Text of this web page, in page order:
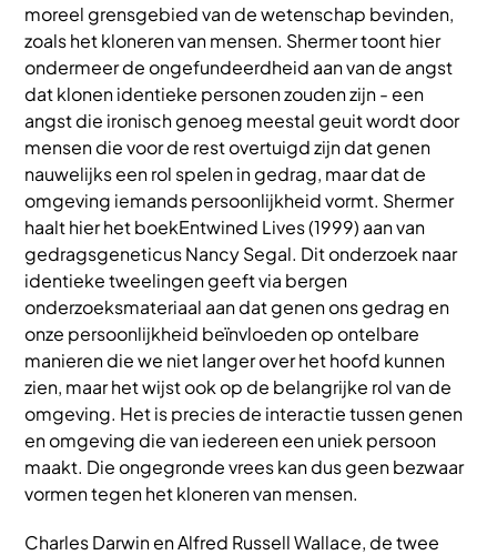
moreel grensgebied van de wetenschap bevinden,
zoals het kloneren van mensen. Shermer toont hier
ondermeer de ongefundeerdheid aan van de angst
dat klonen identieke personen zouden zijn - een
angst die ironisch genoeg meestal geuit wordt door
mensen die voor de rest overtuigd zijn dat genen
nauwelijks een rol spelen in gedrag, maar dat de
omgeving iemands persoonlijkheid vormt. Shermer
haalt hier het boekEntwined Lives (1999) aan van
gedragsgeneticus Nancy Segal. Dit onderzoek naar
identieke tweelingen geeft via bergen
onderzoeksmateriaal aan dat genen ons gedrag en
onze persoonlijkheid beïnvloeden op ontelbare
manieren die we niet langer over het hoofd kunnen
zien, maar het wijst ook op de belangrijke rol van de
omgeving. Het is precies de interactie tussen genen
en omgeving die van iedereen een uniek persoon
maakt. Die ongegronde vrees kan dus geen bezwaar
vormen tegen het kloneren van mensen.
Charles Darwin en Alfred Russell Wallace, de twee